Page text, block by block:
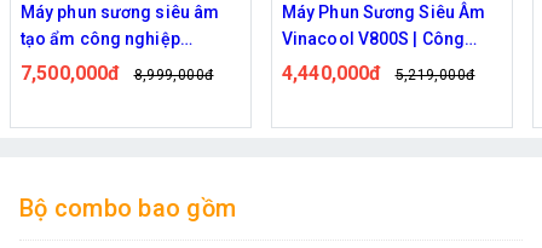
Máy phun sương siêu âm
tạo ẩm công nghiệp
Vinacool V1500 – Giải pháp
7,500,000đ 8,999,000đ
Máy Phun Sương Siêu Âm
Vinacool V800S | Công
Suất Lớn, Tạo Khói Làm Mát
4,440,000đ 5,219,000đ
Bộ combo bao gồm